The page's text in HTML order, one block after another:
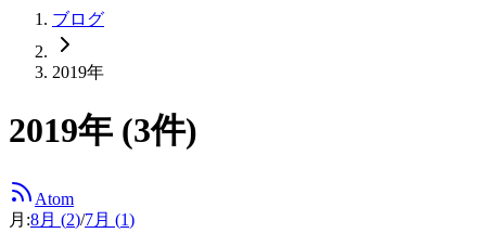
ブログ
2019年
2019年 (3件)
Atom
月:8月 (2)/7月 (1)